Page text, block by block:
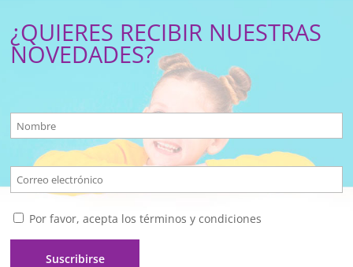
¿QUIERES RECIBIR NUESTRAS
NOVEDADES?
Por favor, acepta los términos y condiciones